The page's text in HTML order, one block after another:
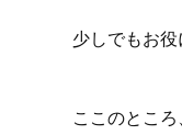
少しでもお役
ここのところ、